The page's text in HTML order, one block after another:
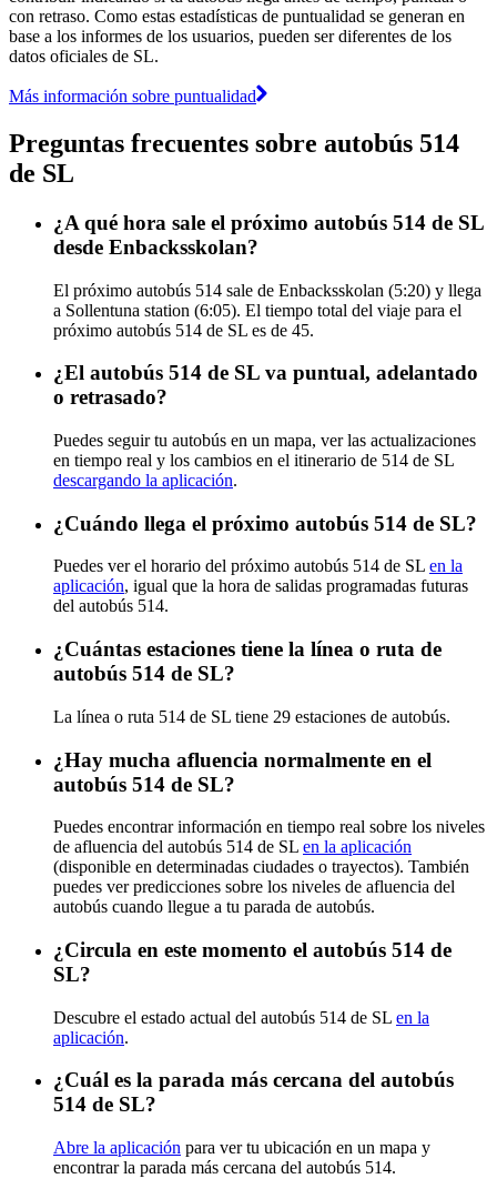
con retraso. Como estas estadísticas de puntualidad se generan en
base a los informes de los usuarios, pueden ser diferentes de los
datos oficiales de SL.
Más información sobre puntualidad
Preguntas frecuentes sobre autobús 514
de SL
¿A qué hora sale el próximo autobús 514 de SL
desde Enbacksskolan?
El próximo autobús 514 sale de Enbacksskolan (5:20) y llega
a Sollentuna station (6:05). El tiempo total del viaje para el
próximo autobús 514 de SL es de 45.
¿El autobús 514 de SL va puntual, adelantado
o retrasado?
Puedes seguir tu autobús en un mapa, ver las actualizaciones
en tiempo real y los cambios en el itinerario de 514 de SL
descargando la aplicación.
¿Cuándo llega el próximo autobús 514 de SL?
Puedes ver el horario del próximo autobús 514 de SL en la
aplicación, igual que la hora de salidas programadas futuras
del autobús 514.
¿Cuántas estaciones tiene la línea o ruta de
autobús 514 de SL?
La línea o ruta 514 de SL tiene 29 estaciones de autobús.
¿Hay mucha afluencia normalmente en el
autobús 514 de SL?
Puedes encontrar información en tiempo real sobre los niveles
de afluencia del autobús 514 de SL en la aplicación
(disponible en determinadas ciudades o trayectos). También
puedes ver predicciones sobre los niveles de afluencia del
autobús cuando llegue a tu parada de autobús.
¿Circula en este momento el autobús 514 de
SL?
Descubre el estado actual del autobús 514 de SL en la
aplicación.
¿Cuál es la parada más cercana del autobús
514 de SL?
Abre la aplicación para ver tu ubicación en un mapa y
encontrar la parada más cercana del autobús 514.